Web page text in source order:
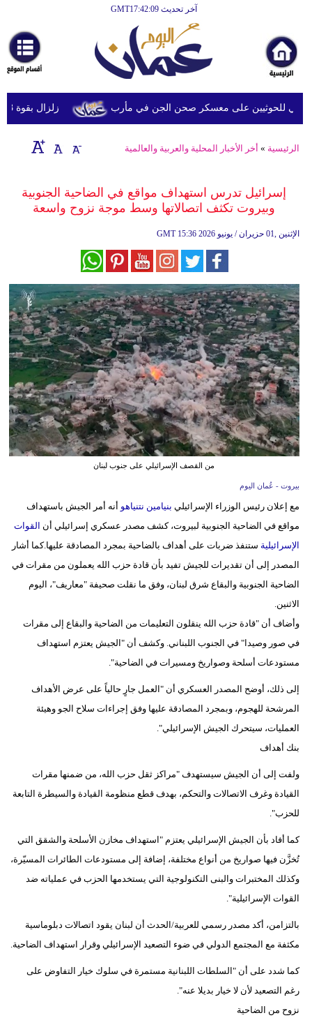
آخر تحديث GMT17:42:09
أخبارعاجلة
رياضة
ثقافة
إقتصاد
وموسيقى
سياحة
وسفر
ديكور
أخبار
إعلام
تعليم
علوم
وتكنولوجيا
بيئة
مدوَّنات
زلزال بقوة 6.3 درجة يضرب جنوب الفلبين دون تحذيرات من تسونامي أو أضرار فورية للحوثيين على معسكر صحن الجن في مأرب
الرئيسية » أخر الأخبار المحلية والعربية والعالمية
إسرائيل تدرس استهداف مواقع في الضاحية الجنوبية
وبيروت تكثف اتصالاتها وسط موجة نزوح واسعة
GMT 15:36 2026 الإثنين ,01 حزيران / يونيو
من القصف الإسرائيلي على جنوب لبنان
بيروت - عُمان اليوم
مع إعلان رئيس الوزراء الإسرائيلي بنيامين نتنياهو أنه أمر الجيش باستهداف
مواقع في الضاحية الجنوبية لبيروت، كشف مصدر عسكري إسرائيلي أن القوات
الإسرائيلية ستنفذ ضربات على أهداف بالضاحية بمجرد المصادقة عليها.كما أشار
المصدر إلى أن تقديرات للجيش تفيد بأن قادة حزب الله يعملون من مقرات في
الضاحية الجنوبية والبقاع شرق لبنان، وفق ما نقلت صحيفة "معاريف"، اليوم
الاثنين.
وأضاف أن "قادة حزب الله ينقلون التعليمات من الضاحية والبقاع إلى مقرات
في صور وصيدا" في الجنوب اللبناني. وكشف أن "الجيش يعتزم استهداف
مستودعات أسلحة وصواريخ ومسيرات في الضاحية".
إلى ذلك، أوضح المصدر العسكري أن "العمل جارٍ حالياً على عرض الأهداف
المرشحة للهجوم، وبمجرد المصادقة عليها وفق إجراءات سلاح الجو وهيئة
العمليات، سيتحرك الجيش الإسرائيلي".
بنك أهداف
ولفت إلى أن الجيش سيستهدف "مراكز ثقل حزب الله، من ضمنها مقرات
القيادة وغرف الاتصالات والتحكم، بهدف قطع منظومة القيادة والسيطرة التابعة
للحزب".
كما أفاد بأن الجيش الإسرائيلي يعتزم "استهداف مخازن الأسلحة والشقق التي
تُخزَّن فيها صواريخ من أنواع مختلفة، إضافة إلى مستودعات الطائرات المسيّرة،
وكذلك المختبرات والبنى التكنولوجية التي يستخدمها الحزب في عملياته ضد
القوات الإسرائيلية".
بالتزامن، أكد مصدر رسمي للعربية/الحدث أن لبنان يقود اتصالات دبلوماسية
مكثفة مع المجتمع الدولي في ضوء التصعيد الإسرائيلي وقرار استهداف الضاحية.
كما شدد على أن "السلطات اللبنانية مستمرة في سلوك خيار التفاوض على
رغم التصعيد لأن لا خيار بديلا عنه".
نزوح من الضاحية